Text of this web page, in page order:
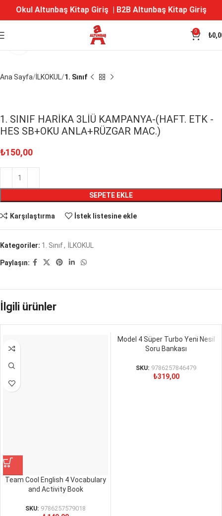
Okul Altunbaş Kitap Giriş| B2B Altunbaş Kitap Giriş
0 ₺
Büyütmek için tıklayın
Ana Sayfa İLKOKUL 1. Sınıf
1. SINIF HARİKA 3LİÜ KAMPANYA-(HAFT. ETK -
HES SB+OKU ANLA+RÜZGAR MAC.)
₺150,00
SEPETE EKLE
Karşılaştırma İstek listesine ekle
Kategoriler: 1. Sınıf, İLKOKUL
Paylaşın:
İlgili ürünler
Team Cool English 4 Vocabulary
and Activity Book
SKU: 9786257579018
Model 4 Süper Turbo Yeni Nesil
Soru Bankası
SKU: 9786257846479
₺319,00